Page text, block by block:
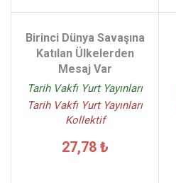
Birinci Dünya Savaşına
Katılan Ülkelerden
Mesaj Var
Tarih Vakfı Yurt Yayınları
Tarih Vakfı Yurt Yayınları
Kollektif
27,78 ₺